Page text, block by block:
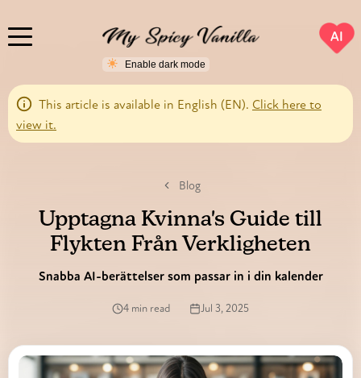
AI
This article is available in English (EN). Click here to
view it.
Blog
Upptagna Kvinna's Guide till
Flykten Från Verkligheten
Snabba AI-berättelser som passar in i din kalender
4 min read Jul 3, 2025